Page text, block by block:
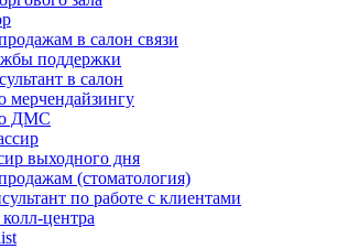
в салон связи
поддержки
в салон
мерчендайзингу
ДМС
выходного дня
(стоматология)
по работе с клиентами
центра